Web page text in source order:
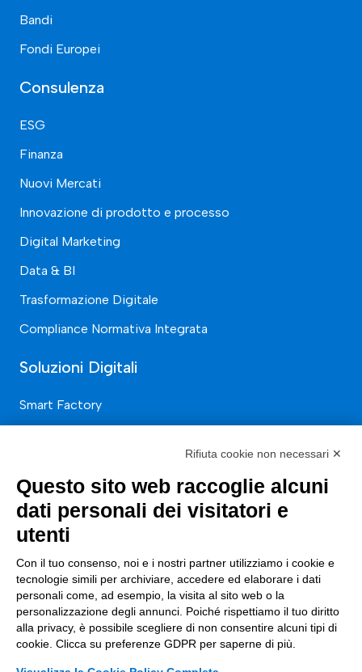
Bandi
Fondi Europei
Consulenza
ESG
Finanza
Nuovi Mercati
Innovazione di prodotto e processo
Digital Marketing
Data & BI
Trasformazione Digitale
Compliance Normativa Integrata
Soluzioni Digitali
Smart Factory
Soluzioni AI
Compliance
Contacts
info@tinextainnovationhub.com
+39 0522 733711
Rifiuta cookie non necessari ✕
Questo sito web raccoglie alcuni
dati personali dei visitatori e
utenti
Con il tuo consenso, noi e i nostri partner utilizziamo i cookie e
tecnologie simili per archiviare, accedere ed elaborare i dati
personali come, ad esempio, la visita al sito web o la
personalizzazione degli annunci. Poiché rispettiamo il tuo diritto
alla privacy, è possibile scegliere di non consentire alcuni tipi di
cookie. Clicca su preferenze GDPR per saperne di più.